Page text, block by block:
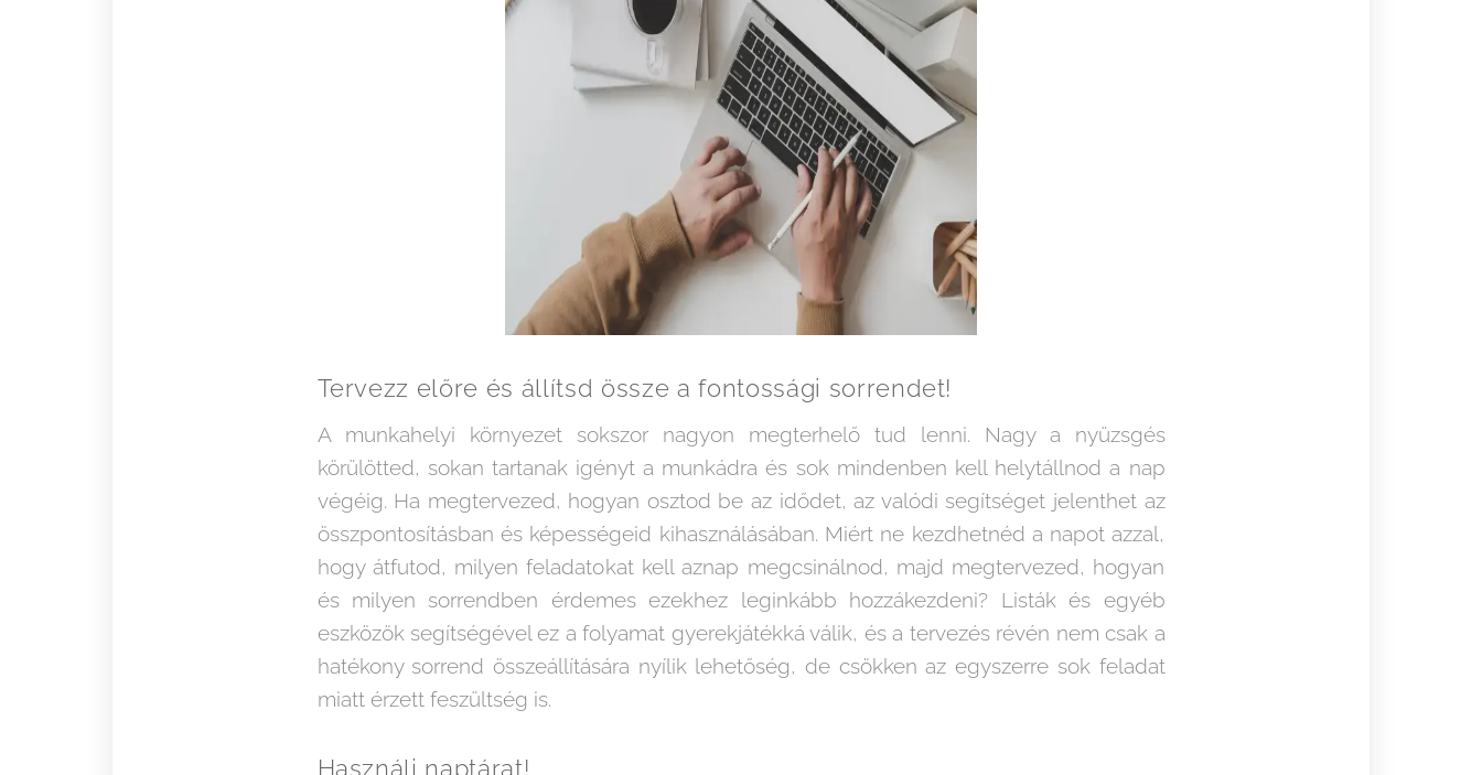
Tervezz előre és állítsd össze a fontossági sorrendet!
A munkahelyi környezet sokszor nagyon megterhelő tud lenni. Nagy a nyüzsgés
körülötted, sokan tartanak igényt a munkádra és sok mindenben kell helytállnod a nap
végéig. Ha megtervezed, hogyan osztod be az idődet, az valódi segítséget jelenthet az
összpontosításban és képességeid kihasználásában. Miért ne kezdhetnéd a napot azzal,
hogy átfutod, milyen feladatokat kell aznap megcsinálnod, majd megtervezed, hogyan
és milyen sorrendben érdemes ezekhez leginkább hozzákezdeni? Listák és egyéb
eszközök segítségével ez a folyamat gyerekjátékká válik, és a tervezés révén nem csak a
hatékony sorrend összeállítására nyílik lehetőség, de csökken az egyszerre sok feladat
miatt érzett feszültség is.
Használj naptárat!